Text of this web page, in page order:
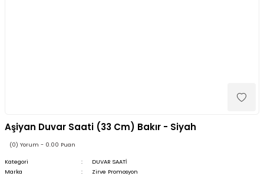
Aşiyan Duvar Saati (33 Cm) Bakır - Siyah
(0) Yorum - 0.00 Puan
Kategori
DUVAR SAATİ
Marka
Zirve Promosyon